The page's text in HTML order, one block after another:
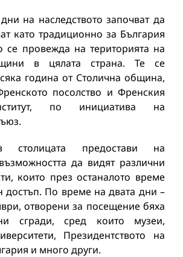
на наследството започват да
като традиционно за България
се провежда на територията на
в цялата страна. Те се
година от Столична община,
посолство и Френския
по инициатива на
столицата предостави на
да видят различни
които през останалото време
достъп. По време на двата дни –
отворени за посещение бяха
сгради, сред които музеи,
Президентството на
и много други.